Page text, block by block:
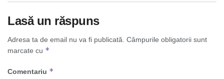
Lasă un răspuns
Adresa ta de email nu va fi publicată. Câmpurile obligatorii sunt
marcate cu *
Comentariu *